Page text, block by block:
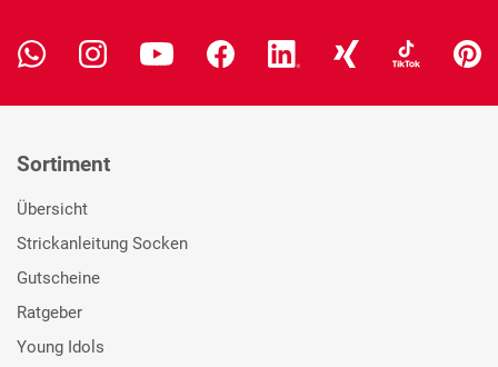
Sortiment
Übersicht
Strickanleitung Socken
Gutscheine
Ratgeber
Young Idols